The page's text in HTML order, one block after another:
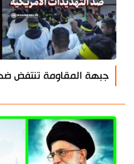
جبهة المقاومة تنتفض ضد